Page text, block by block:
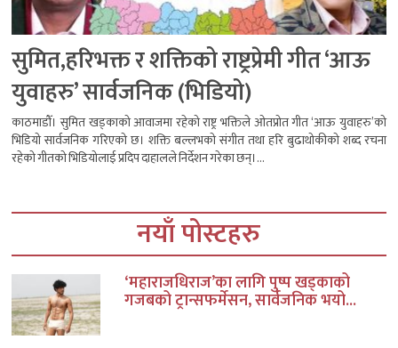
सुमित,हरिभक्त र शक्तिको राष्ट्रप्रेमी गीत ‘आऊ
युवाहरु’ सार्वजनिक (भिडियो)
काठमाडौँ। सुमित खड्काको आवाजमा रहेको राष्ट्र भक्तिले ओतप्रोत गीत ‘आऊ युवाहरु’को
भिडियो सार्वजनिक गरिएको छ। शक्ति बल्लभको संगीत तथा हरि बुढाथोकीको शब्द रचना
रहेको गीतको भिडियोलाई प्रदिप दाहालले निर्देशन गरेका छन्।...
नयाँ पोस्टहरु
‘महाराजधिराज’का लागि पुष्प खड्काको
गजबको ट्रान्सफर्मेसन, सार्वजनिक भयो...